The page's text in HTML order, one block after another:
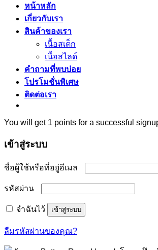
หน้าหลัก
เกี่ยวกับเรา
สินค้าของเรา
เนื้อสเต็ก
เนื้อสไลด์
คำถามที่พบบ่อย
โปรโมชั่นพิเศษ
ติดต่อเรา
You will get 1 points for a successful
เข้าสู่ระบบ
ชื่อผู้ใช้หรือที่อยู่อีเมล
รหัสผ่าน
จำฉันไว้ เข้าสู่ระบบ
ลืมรหัสผ่านของคุณ?